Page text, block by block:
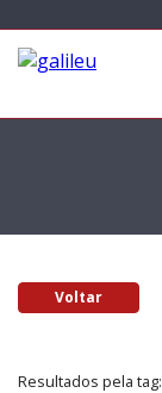
Voltar
Resultados pela tag: